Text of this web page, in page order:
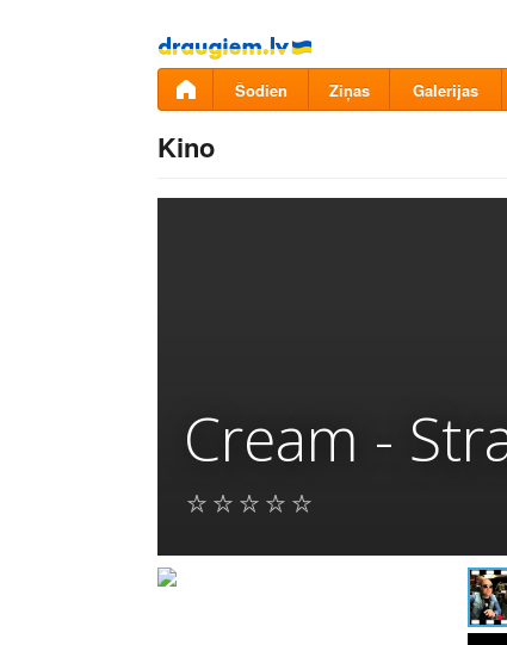
Pāriet
uz
saturu
Šodien Ziņas Galerijas
Kino
Cream -